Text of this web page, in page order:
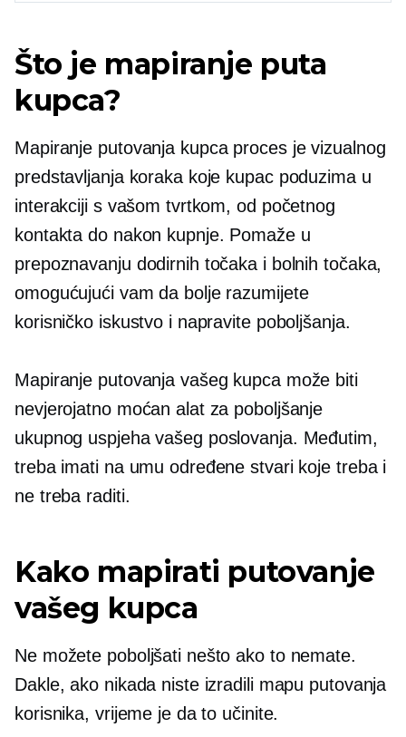
Što je mapiranje puta
kupca?
Mapiranje putovanja kupca proces je vizualnog
predstavljanja koraka koje kupac poduzima u
interakciji s vašom tvrtkom, od početnog
kontakta do nakon kupnje. Pomaže u
prepoznavanju dodirnih točaka i bolnih točaka,
omogućujući vam da bolje razumijete
korisničko iskustvo i napravite poboljšanja.
Mapiranje putovanja vašeg kupca može biti
nevjerojatno moćan alat za poboljšanje
ukupnog uspjeha vašeg poslovanja. Međutim,
treba imati na umu određene stvari koje treba i
ne treba raditi.
Kako mapirati putovanje
vašeg kupca
Ne možete poboljšati nešto ako to nemate.
Dakle, ako nikada niste izradili mapu putovanja
korisnika, vrijeme je da to učinite.